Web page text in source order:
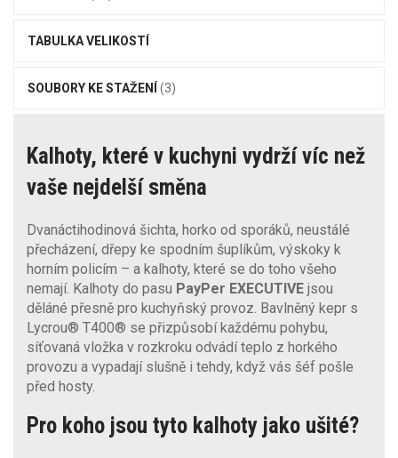
TABULKA VELIKOSTÍ
SOUBORY KE STAŽENÍ (3)
Kalhoty, které v kuchyni vydrží víc než
vaše nejdelší směna
Dvanáctihodinová šichta, horko od sporáků, neustálé
přecházení, dřepy ke spodním šuplíkům, výskoky k
horním policím – a kalhoty, které se do toho všeho
nemají. Kalhoty do pasu PayPer EXECUTIVE jsou
děláné přesně pro kuchyňský provoz. Bavlněný kepr s
Lycrou® T400® se přizpůsobí každému pohybu,
síťovaná vložka v rozkroku odvádí teplo z horkého
provozu a vypadají slušně i tehdy, když vás šéf pošle
před hosty.
Pro koho jsou tyto kalhoty jako ušité?